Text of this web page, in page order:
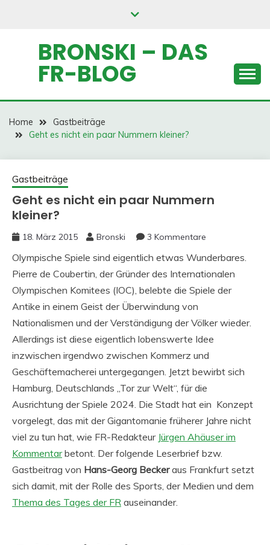
BRONSKI – DAS
FR-BLOG
Home
Gastbeiträge
Geht es nicht ein paar Nummern kleiner?
Gastbeiträge
Geht es nicht ein paar Nummern
kleiner?
18. März 2015 Bronski 3 Kommentare
Olympische Spiele sind eigentlich etwas Wunderbares.
Pierre de Coubertin, der Gründer des Internationalen
Olympischen Komitees (IOC), belebte die Spiele der
Antike in einem Geist der Überwindung von
Nationalismen und der Verständigung der Völker wieder.
Allerdings ist diese eigentlich lobenswerte Idee
inzwischen irgendwo zwischen Kommerz und
Geschäftemacherei untergegangen. Jetzt bewirbt sich
Hamburg, Deutschlands „Tor zur Welt“, für die
Ausrichtung der Spiele 2024. Die Stadt hat ein Konzept
vorgelegt, das mit der Gigantomanie früherer Jahre nicht
viel zu tun hat, wie FR-Redakteur Jürgen Ahäuser im
Kommentarbetont. Der folgende Leserbrief bzw.
Gastbeitrag von Hans-Georg Beckeraus Frankfurt setzt
sich damit, mit der Rolle des Sports, der Medien und dem
Thema des Tages der FR auseinander.